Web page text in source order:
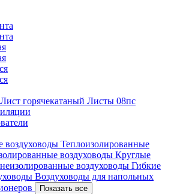
Лист горячекатаный Листы 08пс
воздуховоды Теплоизолированные
воздуховоды Круглые
воздуховоды Гибкие
Воздуховоды для напольных
Показать все